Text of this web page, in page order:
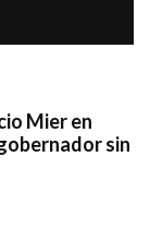
Mier en
sin